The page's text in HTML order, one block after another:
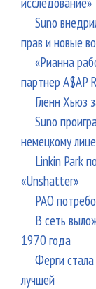
Suno
прав и новые
«Рианна
партнер A$AP
Гленн Хьюз
Suno
немецкому
Linkin Park
«Unshatter»
РАО
В сеть
1970 года
Ферги
лучшей